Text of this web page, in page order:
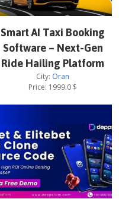
Smart AI Taxi Booking
Software – Next-Gen
Ride Hailing Platform
City: Oran
Price: 1999.0 $